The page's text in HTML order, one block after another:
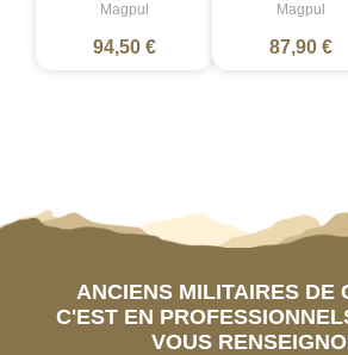
Magpul
94,50 €
Magpul
87,90 €
ANCIENS MILITAIRES DE
C'EST EN
VOUS